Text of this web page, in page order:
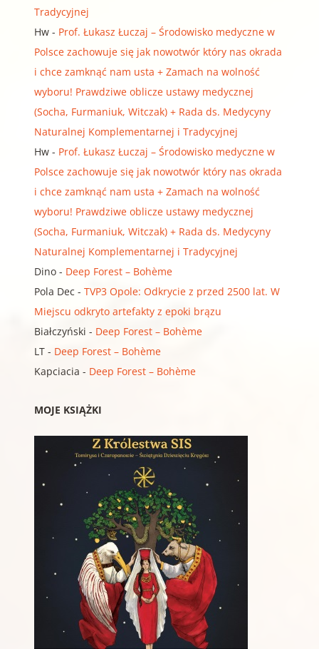
Tradycyjnej
Hw- Prof. Łukasz Łuczaj – Środowisko medyczne w
Polsce zachowuje się jak nowotwór który nas okrada
i chce zamknąć nam usta + Zamach na wolność
wyboru! Prawdziwe oblicze ustawy medycznej
(Socha, Furmaniuk, Witczak) + Rada ds. Medycyny
Naturalnej Komplementarnej i Tradycyjnej
Hw- Prof. Łukasz Łuczaj – Środowisko medyczne w
Polsce zachowuje się jak nowotwór który nas okrada
i chce zamknąć nam usta + Zamach na wolność
wyboru! Prawdziwe oblicze ustawy medycznej
(Socha, Furmaniuk, Witczak) + Rada ds. Medycyny
Naturalnej Komplementarnej i Tradycyjnej
Dino- Deep Forest – Bohème
Pola Dec - TVP3 Opole: Odkrycie z przed 2500 lat. W
Miejscu odkryto artefakty z epoki brązu
Białczyński - Deep Forest – Bohème
LT- Deep Forest – Bohème
Kapciacia - Deep Forest – Bohème
MOJE KSIĄŻKI